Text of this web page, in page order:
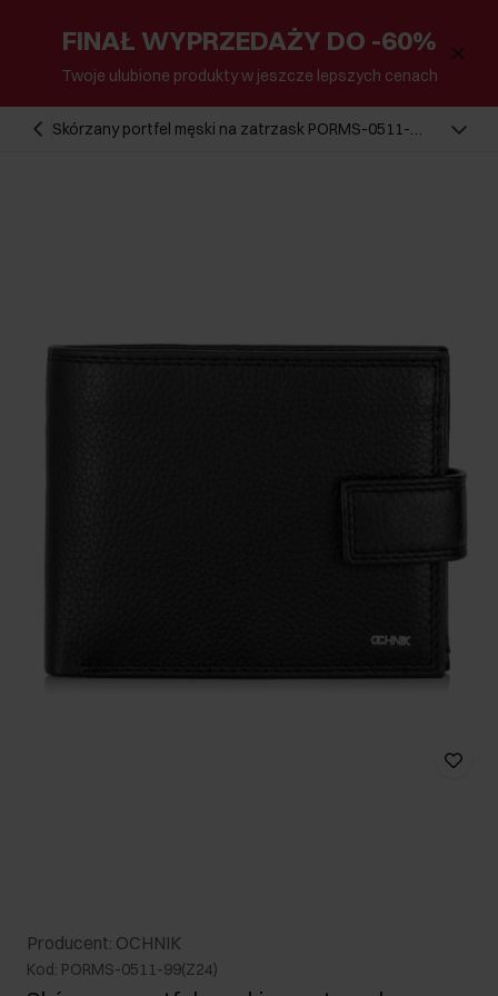
FINAŁ WYPRZEDAŻY DO -60%
Twoje ulubione produkty w jeszcze lepszych cenach
Skórzany portfel męski na zatrzask PORMS-0511-
Producent: OCHNIK
Kod: PORMS-0511-99(Z24)